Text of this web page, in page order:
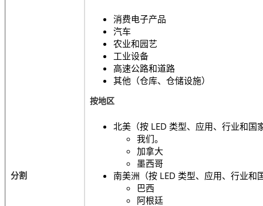
分割
消费电子产品
汽车
农业和园艺
工业设备
高速公路和道路
其他（仓库、仓储设施）
按地区
北美（按 LED 类型、应用、行业和国
我们。
加拿大
墨西哥
南美洲（按 LED 类型、应用、行业和
巴西
阿根廷